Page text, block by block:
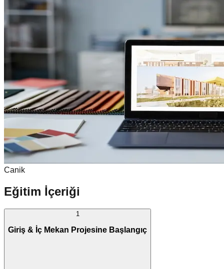
Canik
Eğitim İçeriği
1
Giriş & İç Mekan Projesine Başlangıç